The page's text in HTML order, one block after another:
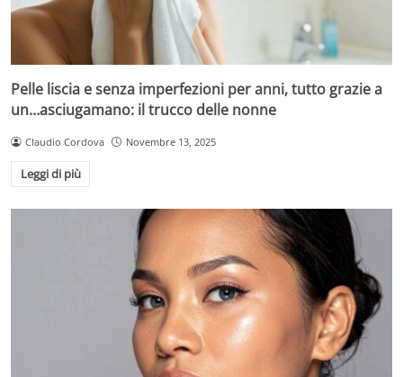
Pelle liscia e senza imperfezioni per anni, tutto grazie a
un…asciugamano: il trucco delle nonne
Claudio Cordova Novembre 13, 2025
Leggi di più